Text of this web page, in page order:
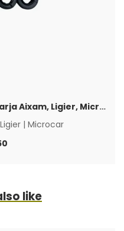
Etujarrusatulan liukutappisarja Aixam, Ligier, Microcar & Chatenet
Ligier| Microcar
like